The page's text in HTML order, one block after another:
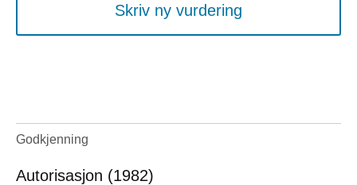
Skriv ny vurdering
Godkjenning
Autorisasjon (1982)